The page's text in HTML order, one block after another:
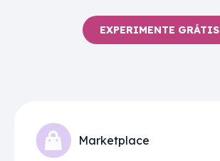
EXPERIMENTE GRÁTIS
Marketplace